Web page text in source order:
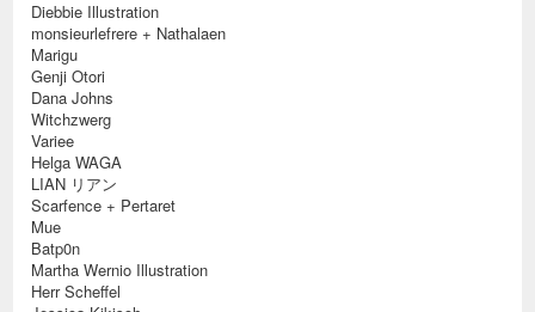
Diebbie Illustration
monsieurlefrere + Nathalaen
Marigu
Genji Otori
Dana Johns
Witchzwerg
Variee
Helga WAGA
LIAN リアン
Scarfence + Pertaret
Mue
Batp0n
Martha Wernio Illustration
Herr Scheffel